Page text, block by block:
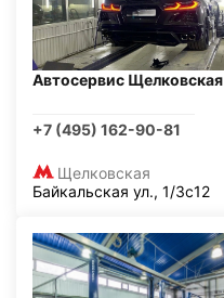
Автосервис Щелковская
+7 (495) 162-90-81
Щелковская
Байкальская ул., 1/3с12